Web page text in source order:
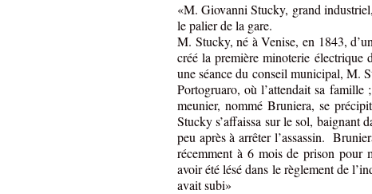
«M. Giovanni Stucky, grand
le palier de la gare.
M. Stucky, né à Venise, en 1843,
créé la première minoterie électrique
une séance du conseil municipal, M.
Portogruaro, où l’attendait sa
meunier, nommé Bruniera, se
Stucky s’affaissa sur le sol, baignant
peu après à arrêter l’assassin.
récemment à 6 mois de prison pour
avoir été lésé dans le règlement de
avait subi»